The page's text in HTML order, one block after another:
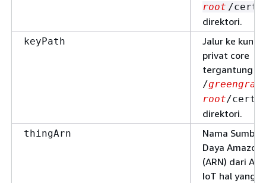
root /certs
direktori.
keyPath
Jalur ke kunci
privat core
tergantung
/
root/certs
direktori.
thingArn
Nama Sumber
Daya Amazon
(ARN) dari
IoT hal yang